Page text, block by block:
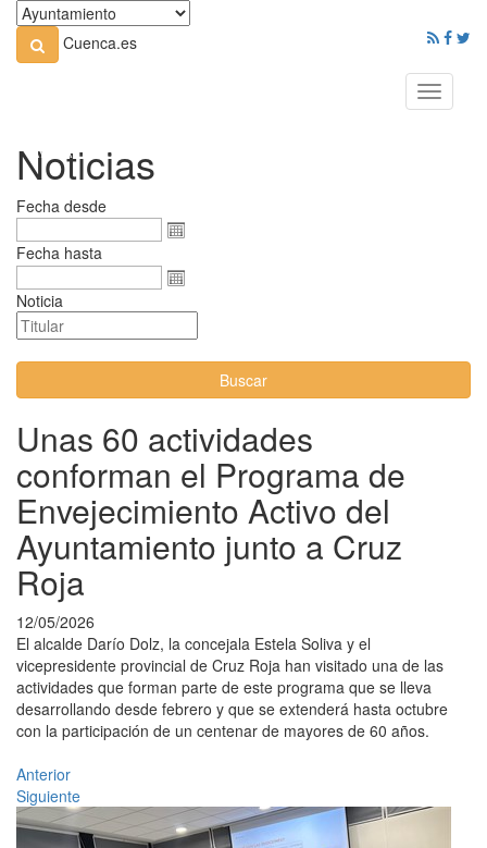
Cuenca.es
Toggle
Noticias
Fecha desde
Fecha hasta
Noticia
Buscar
Unas 60 actividades
conforman el Programa de
Envejecimiento Activo del
Ayuntamiento junto a Cruz
Roja
12/05/2026
El alcalde Darío Dolz, la concejala Estela Soliva y el
vicepresidente provincial de Cruz Roja han visitado una de las
actividades que forman parte de este programa que se lleva
desarrollando desde febrero y que se extenderá hasta octubre
con la participación de un centenar de mayores de 60 años.
Anterior
Siguiente